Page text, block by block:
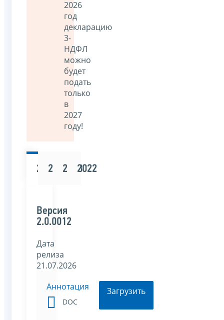
2026
год
декларацию
3-
НДФЛ
можно
будет
подать
только
в
2027
году!
2025202420232022
Версия
2.0.0012
Дата
релиза
21.07.2026
Аннотация
DOC
Загрузить